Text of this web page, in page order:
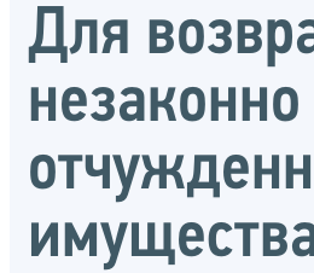
Для
незаконно